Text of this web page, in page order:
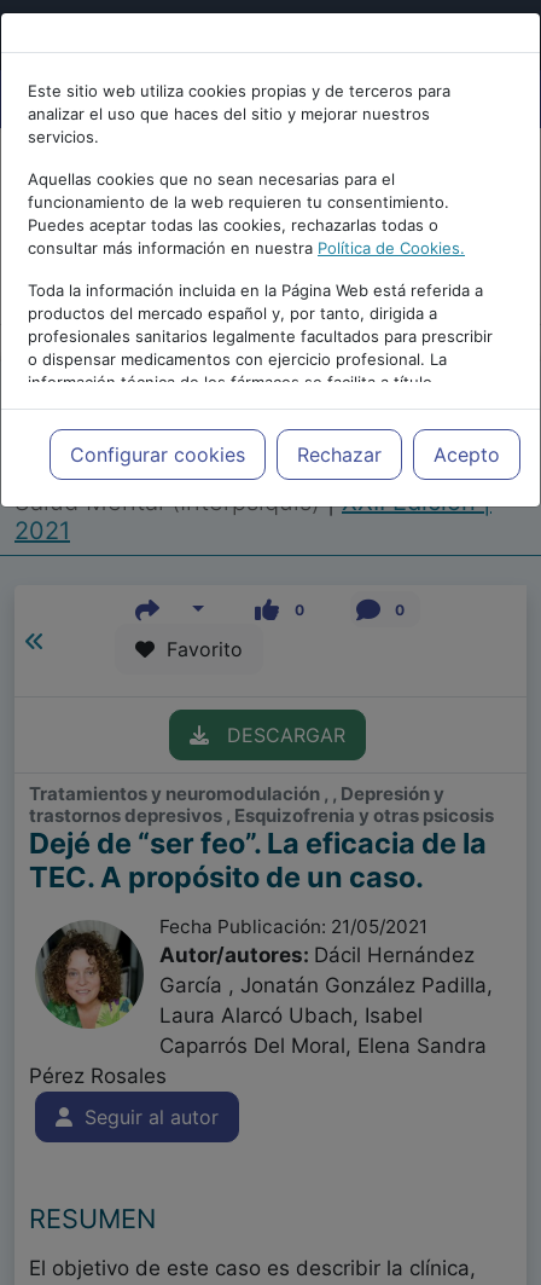
Este sitio web utiliza cookies propias y de terceros para
analizar el uso que haces del sitio y mejorar nuestros
servicios.
Aquellas cookies que no sean necesarias para el
funcionamiento de la web requieren tu consentimiento.
Puedes aceptar todas las cookies, rechazarlas todas o
consultar más información en nuestra Política de Cookies.
Toda la información incluida en la Página Web está referida a
productos del mercado español y, por tanto, dirigida a
profesionales sanitarios legalmente facultados para prescribir
o dispensar medicamentos con ejercicio profesional. La
información técnica de los fármacos se facilita a título
meramente informativo, siendo responsabilidad de los
profesionales facultados prescribir medicamentos y decidir, en
cada caso concreto, el tratamiento más adecuado a las
necesidades del paciente.
Configurar cookies Rechazar Acepto
Repositorio de Artículos |Congreso Virtual
Internacional de Psiquiatría, Psicología y
Salud Mental (Interpsiquis)|XXII Edición |
2021
0 0
Favorito
DESCARGAR
Tratamientos y neuromodulación , , Depresión y
trastornos depresivos , Esquizofrenia y otras psicosis
Dejé de “ser feo”. La eficacia de la
TEC. A propósito de un caso.
Fecha Publicación: 21/05/2021
Autor/autores: Dácil Hernández
García , Jonatán González Padilla,
Laura Alarcó Ubach, Isabel
Caparrós Del Moral, Elena Sandra
Pérez Rosales
Seguir al autor
RESUMEN
El objetivo de este caso es describir la clínica,